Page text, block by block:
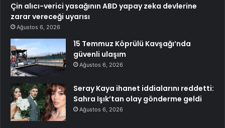
Çin alıcı-verici yasağının ABD yapay zeka devlerine
zarar vereceği uyarısı
Ağustos 6, 2026
15 Temmuz Köprülü Kavşağı’nda
güvenli ulaşım
Ağustos 6, 2026
Seray Kaya ihanet iddialarını reddetti:
Sahra Işık’tan olay gönderme geldi
Ağustos 6, 2026